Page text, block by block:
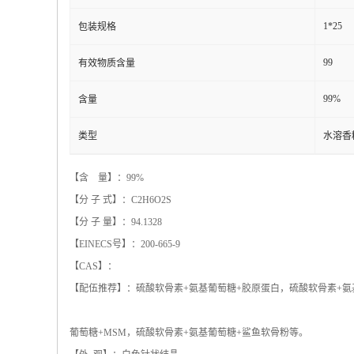
包装规格 1*25
有效物质含量 99
含量 99%
类型 水溶香
【含 量】：99%
【分 子 式】：C2H6O2S
【分 子 量】：94.1328
【EINECS号】：200-665-9
【CAS】：
【配伍推荐】：硫酸软骨素+氨基葡萄糖+胶原蛋白，硫酸软骨素+氨
葡萄糖+MSM，硫酸软骨素+氨基葡萄糖+鲨鱼软骨粉等。